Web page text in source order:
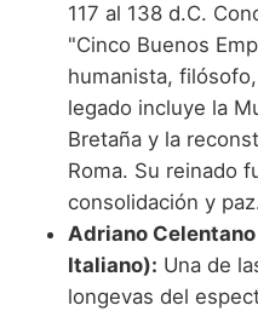
117 al 138 d.C.
"Cinco Buenos
humanista,
legado incluye la
Bretaña y la
Roma. Su reinado
consolidación y
Adriano
Italiano): Una de
longevas del